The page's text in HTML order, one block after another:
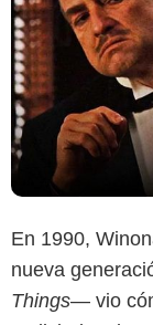
En 1990,
nueva
Things— vio